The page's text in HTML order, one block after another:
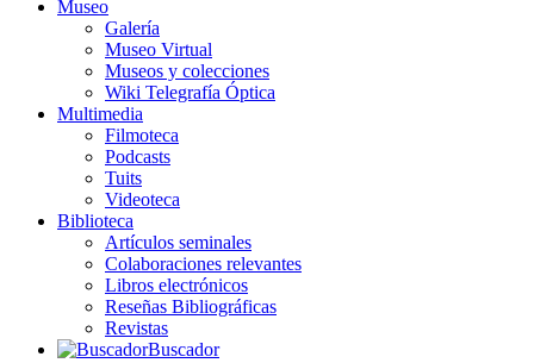
Museo
Galería
Museo Virtual
Museos y colecciones
Wiki Telegrafía Óptica
Multimedia
Filmoteca
Podcasts
Tuits
Videoteca
Biblioteca
Artículos seminales
Colaboraciones relevantes
Libros electrónicos
Reseñas Bibliográficas
Revistas
Buscador